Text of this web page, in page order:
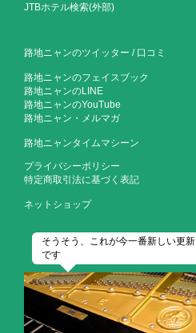
JTBホテル検索(外部)
路地ニャンのツイッター / 口コミ
路地ニャンのフェイスブック
路地ニャンのLINE
路地ニャンのYouTube
路地ニャン・メルマガ
路地ニャンタイムマシーン
プライバシーポリシー
特定商取引法に基づく表記
ネットショップ
そうそう、これが今一番新しい更新
です